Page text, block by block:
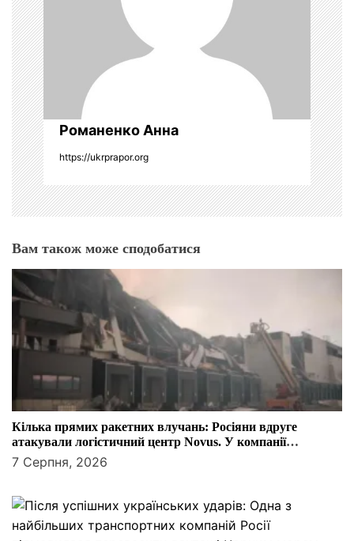
в
Романенко Анна
https://ukrprapor.org
Вам також може сподобатися
Кілька прямих ракетних влучань: Росіяни вдруге
атакували логістичний центр Novus. У компанії
розповіли, як працюватиме мережа
7 Серпня, 2026